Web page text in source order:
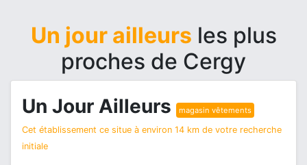
Un jour ailleurs les plus
proches de Cergy
Un Jour Ailleurs magasin vêtements
Cet établissement ce situe à environ 14 km de votre recherche
initiale